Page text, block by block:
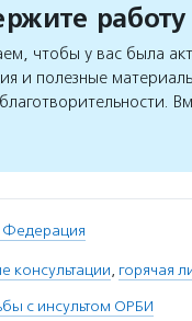
чтобы у вас была
и полезные
Федерация
консультации, горячая
с инсультом ОРБИ